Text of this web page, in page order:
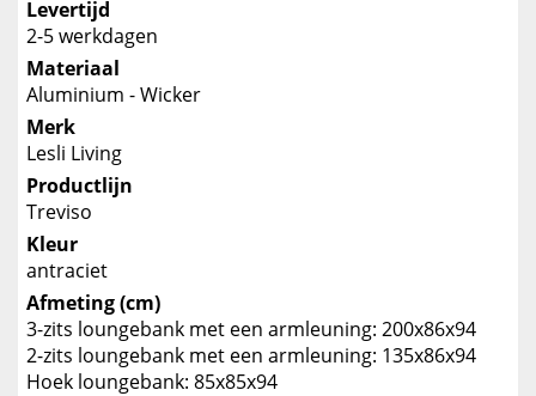
Levertijd
2-5 werkdagen
Materiaal
Aluminium - Wicker
Merk
Lesli Living
Productlijn
Treviso
Kleur
antraciet
Afmeting (cm)
3-zits loungebank met een armleuning: 200x86x94
2-zits loungebank met een armleuning: 135x86x94
Hoek loungebank: 85x85x94